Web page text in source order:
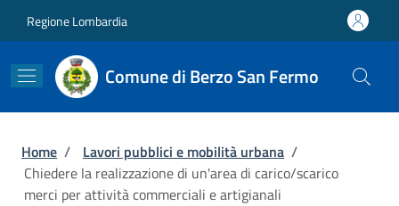
Regione Lombardia
Comune di Berzo San Fermo
Briciole di pane
Home / Lavori pubblici e mobilità urbana /
Chiedere la realizzazione di un'area di carico/scarico
merci per attività commerciali e artigianali